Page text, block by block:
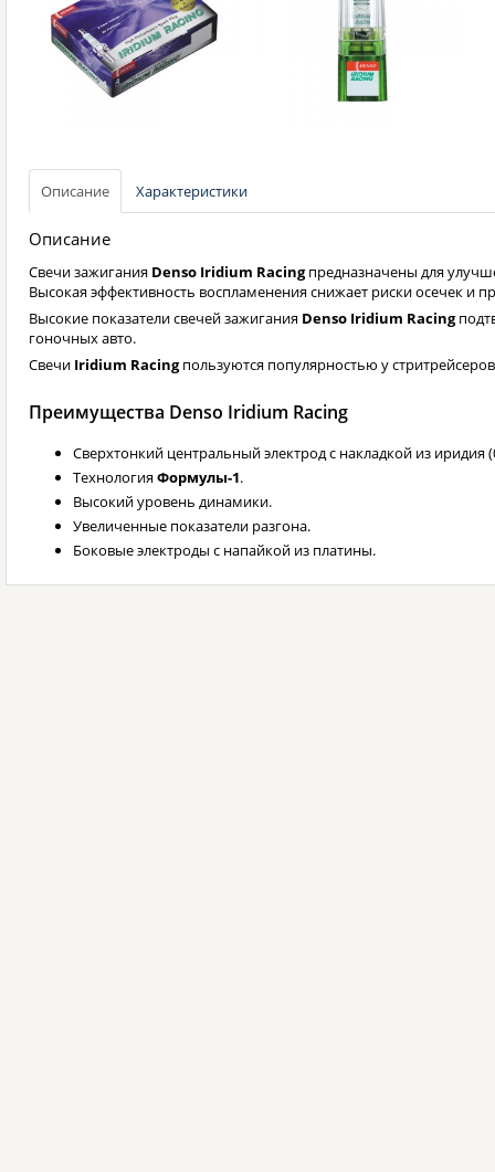
Описание Характеристики
Описание
Свечи зажигания Denso Iridium Racingпредназначены для
Высокая эффективность воспламенения снижает риски осечек и
Высокие показатели свечей зажигания Denso Iridium Racing
гоночных авто.
Свечи Iridium Racingпользуются популярностью у
Преимущества Denso Iridium Racing
Сверхтонкий центральный электрод с накладкой из иридия
ТехнологияФормулы-1.
Высокий уровень динамики.
Увеличенные показатели разгона.
Боковые электроды с напайкой из платины.